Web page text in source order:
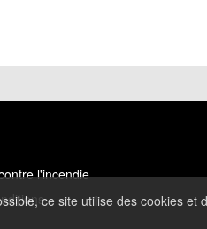
l'incendie
ce site utilise des cookies